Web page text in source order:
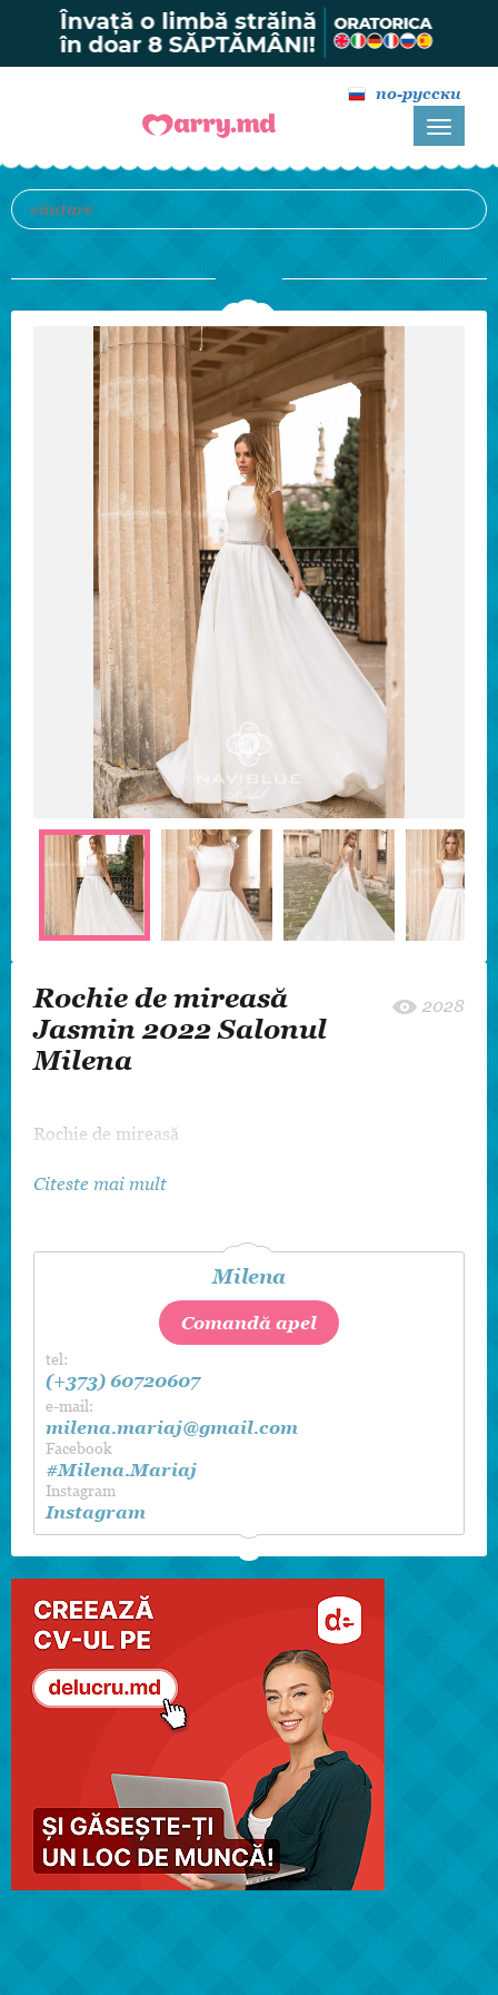
по-русски
Rochie de mireasă
Jasmin 2022 Salonul
Milena
2028
Rochie de mireasă
Citeste mai mult
Milena
Comandă apel
tel:
(+373) 60720607
e-mail:
milena.mariaj@gmail.com
Facebook
#Milena.Mariaj
Instagram
Instagram